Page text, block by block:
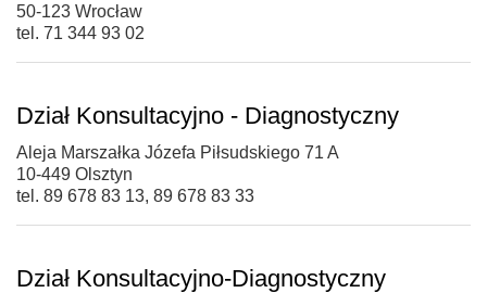
50-123 Wrocław
tel. 71 344 93 02
Dział Konsultacyjno - Diagnostyczny
Aleja Marszałka Józefa Piłsudskiego 71 A
10-449 Olsztyn
tel. 89 678 83 13, 89 678 83 33
Dział Konsultacyjno-Diagnostyczny